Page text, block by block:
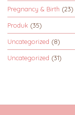
Pregnancy & Birth (23)
Produk (35)
Uncategorized (8)
Uncategorized (31)